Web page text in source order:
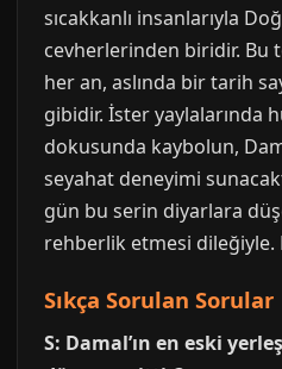
sıcakkanlı insanlarıyla
cevherlerinden biridir. Bu
her an, aslında bir tarih
gibidir. İster yaylalarında
dokusunda kaybolun,
seyahat deneyimi
gün bu serin diyarlara
rehberlik etmesi dileğiyle.
Sıkça Sorulan Sorular
S: Damal’ın en eski